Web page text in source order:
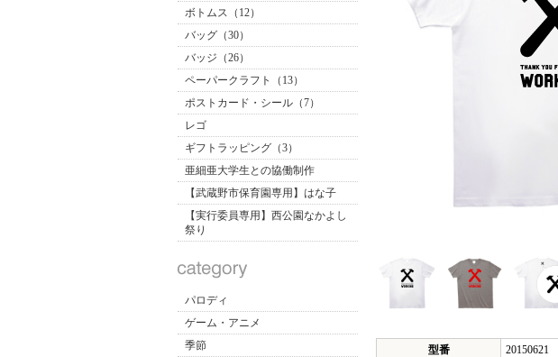
ボトムス（12）
バッグ（30）
バッジ（26）
ペーパークラフト（13）
ポストカード・シール（7）
レゴ
ギフトラッピング（3）
亜細亜大学生との協働制作
【武蔵野市保育園専用】はな子
【実行委員専用】西公園なかよし
祭り
パロディ
ゲーム・アニメ
季節
型番
20150621